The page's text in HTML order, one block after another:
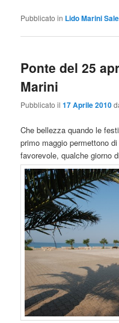
Pubblicato in Lido Marini
Ponte del 25
Marini
Pubblicato il17 Aprile 2010
Che bellezza quando le
primo maggio permettono
favorevole, qualche giorno